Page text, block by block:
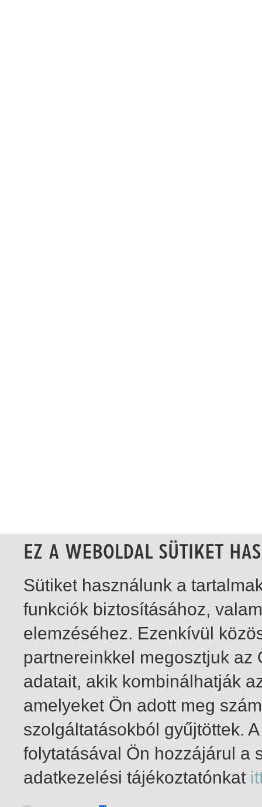
1-1 / összesen 1 találat
Sütiket használunk a
funkciók biztosításához,
elemzéséhez. Ezenkívül
partnereinkkel megosztjuk
adatait, akik kombinálhatják
amelyeket Ön adott meg
szolgáltatásokból gyűjtöttek.
folytatásával Ön hozzájárul a
adatkezelési tájékoztatónkat